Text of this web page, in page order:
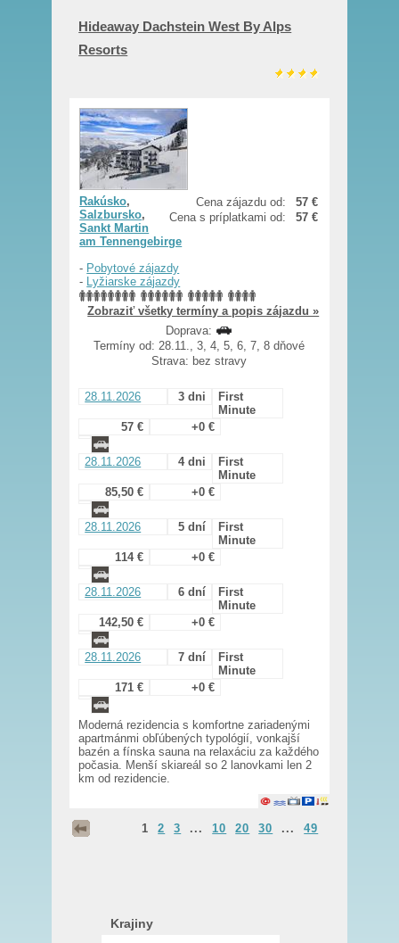
Hideaway Dachstein West By Alps
Resorts
Cena zájazdu od:
57 €
Cena s príplatkami od:
57 €
Rakúsko,
Salzbursko,
Sankt Martin
am Tennengebirge
- Pobytové zájazdy
- Lyžiarske zájazdy
Zobraziť všetky termíny a popis zájazdu »
Doprava:
Termíny od: 28.11., 3, 4, 5, 6, 7, 8 dňové
Strava: bez stravy
28.11.2026 3 dni
First
Minute
57 €
+0 €
28.11.2026 4 dni
First
Minute
85,50 €
+0 €
28.11.2026 5 dní
First
Minute
114 €
+0 €
28.11.2026 6 dní
First
Minute
142,50 €
+0 €
28.11.2026 7 dní
First
Minute
171 €
+0 €
Moderná rezidencia s komfortne zariadenými
apartmánmi obľúbených typológií, vonkajší
bazén a fínska sauna na relaxáciu za každého
počasia. Menší skiareál so 2 lanovkami len 2
km od rezidencie.
1 2 3 ...10 20 30 ...49
Krajiny